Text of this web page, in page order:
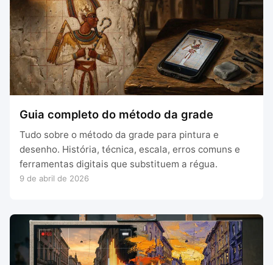
Guia completo do método da grade
Tudo sobre o método da grade para pintura e
desenho. História, técnica, escala, erros comuns e
ferramentas digitais que substituem a régua.
9 de abril de 2026